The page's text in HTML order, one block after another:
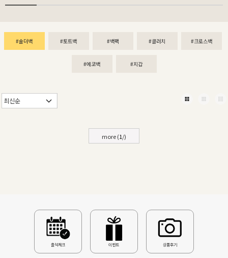
#숄더백 #토트백 #백팩 #클러치 #크로스백
#에코백 #지갑
more (1/)
출석체크 이벤트 상품후기